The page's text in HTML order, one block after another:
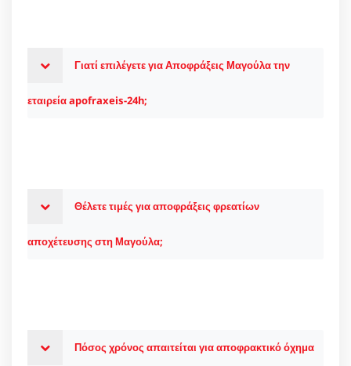
Γιατί επιλέγετε για Αποφράξεις Μαγούλα την
εταιρεία apofraxeis-24h;
Θέλετε τιμές για αποφράξεις φρεατίων
αποχέτευσης στη Μαγούλα;
Πόσος χρόνος απαιτείται για αποφρακτικό όχημα